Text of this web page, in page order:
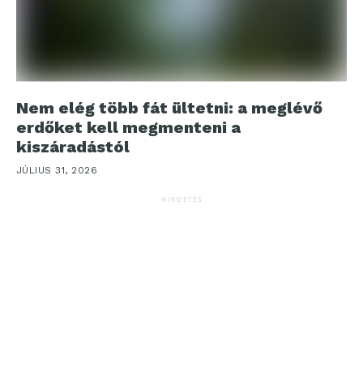
Nem elég több fát ültetni: a meglévő
erdőket kell megmenteni a
kiszáradástól
JÚLIUS 31, 2026
HIRDETÉS